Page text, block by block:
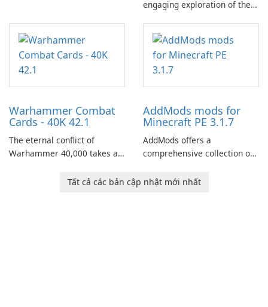
engaging exploration of the
centered around the pursuit
of your brother, Andor,
through a quest-driven
narrative inspired by classic
Warhammer Combat
Cards - 40K 42.1
The eternal conflict of
Warhammer 40,000 takes a
Combat Cards - 40K, a card
AddMods mods for
Minecraft PE 3.1.7
AddMods offers a
comprehensive collection of
allowing you to enhance your
Tất cả các bản cập nhật mới nhất